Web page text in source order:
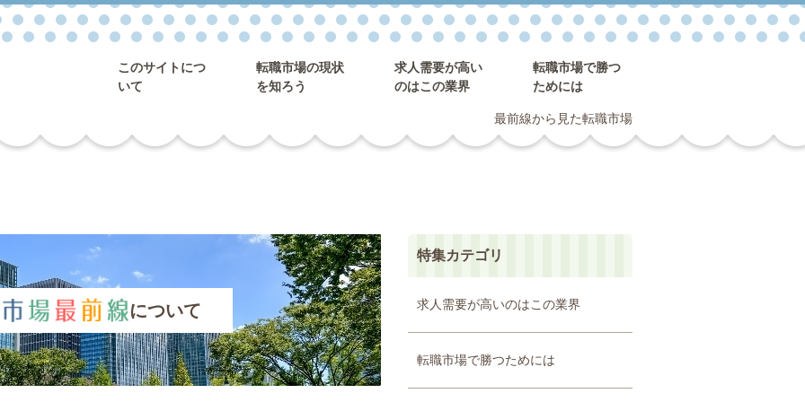
このサイトにつ
いて
転職市場の現状
を知ろう
求人需要が高い
のはこの業界
転職市場で勝つ
ためには
最前線から見た転職市場
について
特集カテゴリ
求人需要が高いのはこの業界
転職市場で勝つためには